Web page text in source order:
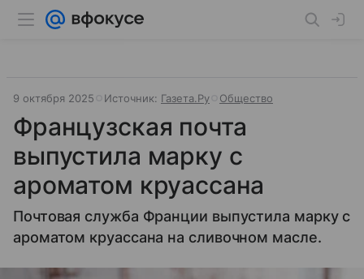
9 октября 2025 Источник: Газета.Ру Общество
Французская почта
выпустила марку с
ароматом круассана
Почтовая служба Франции выпустила марку с
ароматом круассана на сливочном масле.